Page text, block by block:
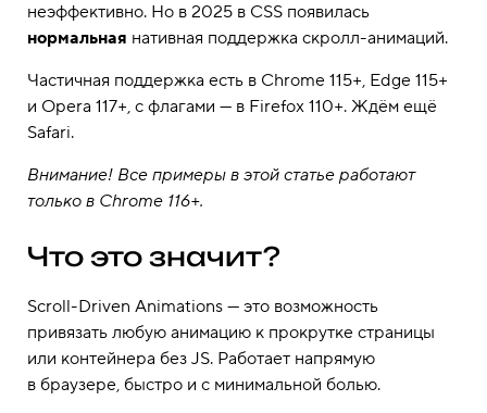
неэффективно. Но в 2025 в CSS появилась
нормальная нативная поддержка скролл-анимаций.
Частичная поддержка есть в Chrome 115+, Edge 115+
и Opera 117+, с флагами — в Firefox 110+. Ждём ещё
Safari.
Внимание! Все примеры в этой статье работают
только в Chrome 116+.
Что это значит?
Scroll-Driven Animations — это возможность
привязать любую анимацию к прокрутке страницы
или контейнера без JS. Работает напрямую
в браузере, быстро и с минимальной болью.